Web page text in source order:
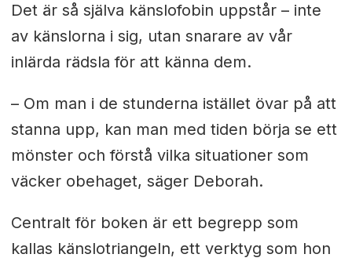
Det är så själva känslofobin uppstår – inte
av känslorna i sig, utan snarare av vår
inlärda rädsla för att känna dem.
– Om man i de stunderna istället övar på att
stanna upp, kan man med tiden börja se ett
mönster och förstå vilka situationer som
väcker obehaget, säger Deborah.
Centralt för boken är ett begrepp som
kallas känslotriangeln, ett verktyg som hon